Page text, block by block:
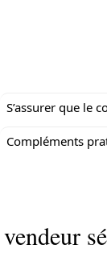
S’assurer que le
Compléments